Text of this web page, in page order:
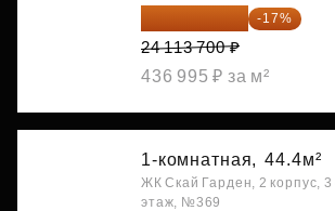
20 014 371 ₽ -17%
24 113 700 ₽
436 995 ₽ за м²
1-комнатная, 44.4м²
ЖК Скай Гарден, 2 корпус, 3
этаж, №369